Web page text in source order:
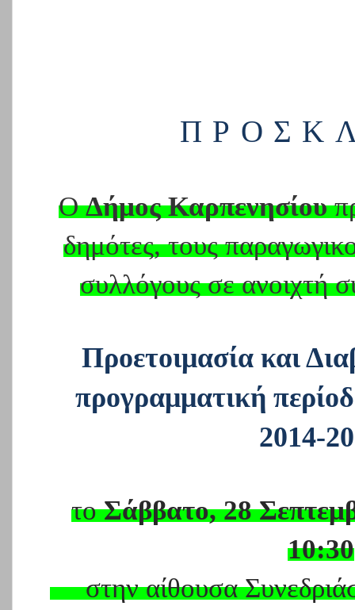
ΟΔήμος Καρπενησίου
δημότες, τους
συλλόγους σε ανοιχτή
Προετοιμασία και
προγραμματική
2014-
τοΣάββατο, 28
10:30
στην αίθουσα